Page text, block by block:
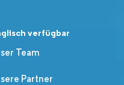
verfügbar
Team
Partner